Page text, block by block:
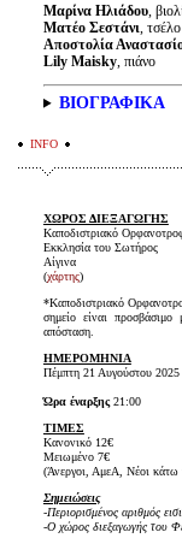
Μαρίνα Ηλιάδου,
Ματέο Σεστάνι , τσέλο
Αποστολία
Lily Maisky, πιάνο
ΒΙΟΓΡΑΦΙΚΑ
INFO
ΧΩΡΟΣ ΔΙΕΞΑΓΩΓΗΣ
Καποδιστριακό
Εκκλησία του Σωτήρος
Αίγινα
(χάρτης)
*Καποδιστριακό
σημείο είναι προσβάσιμο
απόσταση.
ΗΜΕΡΟΜΗΝΙΑ
Πέμπτη 21 Αυγούστου 2025
Ώρα έναρξης 21:00
ΤΙΜΕΣ
Κανονικό 12€
Μειωμένο 7€
(Άνεργοι, ΑμεΑ, Νέοι
Σημειώσεις
-Περιορισμένος αριθμός
-Ο χώρος διεξαγωγής του